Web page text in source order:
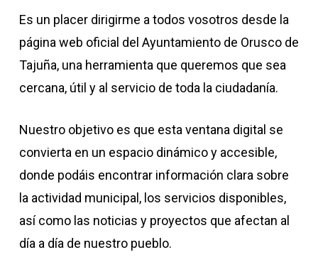
Es un placer dirigirme a todos vosotros desde la
página web oficial del Ayuntamiento de Orusco de
Tajuña, una herramienta que queremos que sea
cercana, útil y al servicio de toda la ciudadanía.
Nuestro objetivo es que esta ventana digital se
convierta en un espacio dinámico y accesible,
donde podáis encontrar información clara sobre
la actividad municipal, los servicios disponibles,
así como las noticias y proyectos que afectan al
día a día de nuestro pueblo.